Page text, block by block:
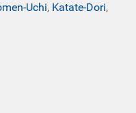
Uchi, Katate-Dori,